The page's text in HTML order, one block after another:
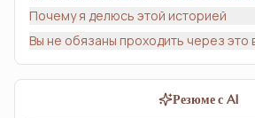
Почему я делюсь этой историей
Вы не обязаны проходить через это
Резюме с AI